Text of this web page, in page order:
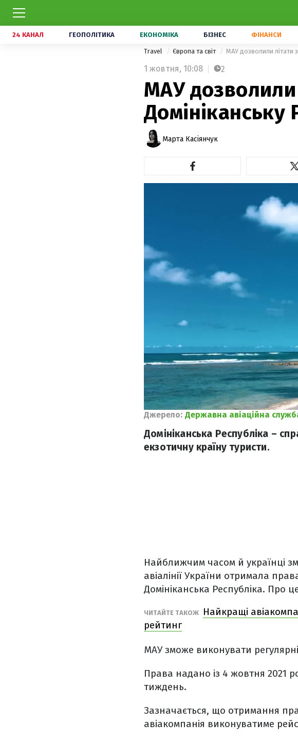
24 КАНАЛ ГЕОПОЛІТИКА ЕКОНОМІКА БІЗНЕС ФІНАНСИ
Travel Європа та світ МАУ дозволили літати
1 жовтня, 10:08 2
МАУ дозволили
Домініканську
Марта Касіянчук
Джерело: Державна авіаційна
Домініканська Республіка –
екзотичну країну туристи.
Найближчим часом й українці
авіалінії України отримала
Домініканська Республіка. Про
ЧИТАЙТЕ ТАКОЖ
Найкращі
рейтинг
МАУ зможе виконувати
Права надано із 4 жовтня 2021
тиждень.
Зазначається, що отримання
авіакомпанія виконуватиме